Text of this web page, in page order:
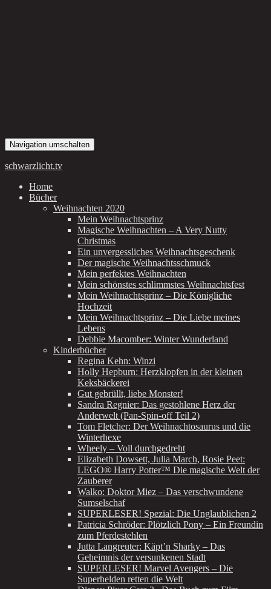
Navigation umschalten
schwarzlicht.tv
Home
Bücher
Weihnachten 2020
Mein Weihnachtsprinz
Magische Weihnachten – A Very Nutty
Christmas
Ein unvergessliches Weihnachtsgeschenk
Der magische Weihnachtsschmuck
Mein perfektes Weihnachten
Mein schönstes schlimmstes Weihnachtsfest
Mein Weihnachtsprinz – Die Königliche
Hochzeit
Mein Weihnachtsprinz – Die Liebe meines
Lebens
Debbie Macomber: Winter Wunderland
Kinderbücher
Regina Kehn: Winzi
Holly Hepburn: Herzklopfen in der kleinen
Keksbäckerei
Gut gebrüllt, liebe Monster!
Sandra Regnier: Das gestohlene Herz der
Anderwelt (Pan-Spin-off Teil 2)
Tom Fletcher: Der Weihnachtosaurus und die
Winterhexe
Wheely – Voll durchgedreht
Elizabeth Dowsett, Julia March, Rosie Peet:
LEGO® Harry Potter™ Die magische Welt der
Zauberer
Walko: Doktor Miez – Das verschwundene
Sumselschaf
SUPERLESER! Spezial: Die Unglaublichen 2
Patricia Schröder: Plötzlich Pony – Ein Freundin
zum Pferdestehlen
Jutta Langreuter: Käpt’n Sharky – Das
Geheimnis der versunkenen Stadt
SUPERLESER! Marvel Avengers – Die
Superhelden retten die Welt